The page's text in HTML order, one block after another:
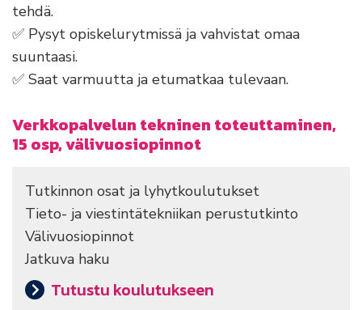
tehdä.
✅ Pysyt opiskelurytmissä ja vahvistat omaa
suuntaasi.
✅ Saat varmuutta ja etumatkaa tulevaan.
Verkkopalvelun tekninen toteuttaminen,
15 osp, välivuosiopinnot
Tutkinnon osat ja lyhytkoulutukset
Tieto- ja viestintätekniikan perustutkinto
Välivuosiopinnot
Jatkuva haku
Tutustu koulutukseen